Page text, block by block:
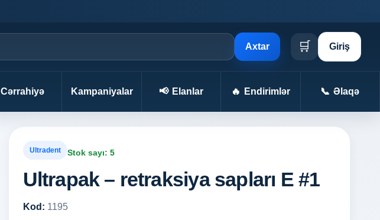
Axtar 🛒 Giriş
Cərrahiyə Kampaniyalar 📢 Elanlar 🔥 Endirimlər 📞 Əlaqə
Ultradent Stok sayı: 5
Ultrapak – retraksiya sapları E #1
Kod: 1195